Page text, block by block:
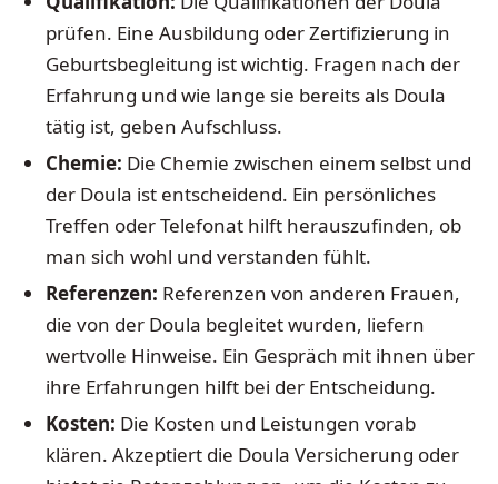
prüfen. Eine Ausbildung oder Zertifizierung in
Geburtsbegleitung ist wichtig. Fragen nach der
Erfahrung und wie lange sie bereits als Doula
tätig ist, geben Aufschluss.
Chemie: Die Chemie zwischen einem selbst und
der Doula ist entscheidend. Ein persönliches
Treffen oder Telefonat hilft herauszufinden, ob
man sich wohl und verstanden fühlt.
Referenzen: Referenzen von anderen Frauen,
die von der Doula begleitet wurden, liefern
wertvolle Hinweise. Ein Gespräch mit ihnen über
ihre Erfahrungen hilft bei der Entscheidung.
Kosten: Die Kosten und Leistungen vorab
klären. Akzeptiert die Doula Versicherung oder